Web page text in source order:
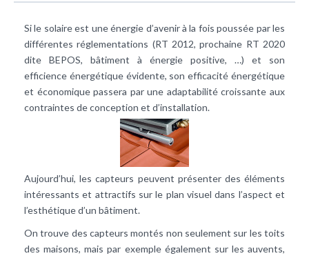
Si le solaireest une énergie d’avenir à la fois poussée par les
différentes réglementations (RT 2012, prochaine RT 2020
dite BEPOS, bâtiment à énergie positive, …) et son
efficience énergétique évidente, sonefficacité énergétique
et économique passera par une adaptabilité croissante aux
contraintes de conception et d’installation.
Aujourd’hui, les capteurs peuvent présenter des éléments
intéressants et attractifs sur le plan visuel dans l’aspect et
l’esthétique d’un bâtiment.
On trouve des capteurs montés non seulement sur les toits
des maisons, mais par exemple également sur les auvents,